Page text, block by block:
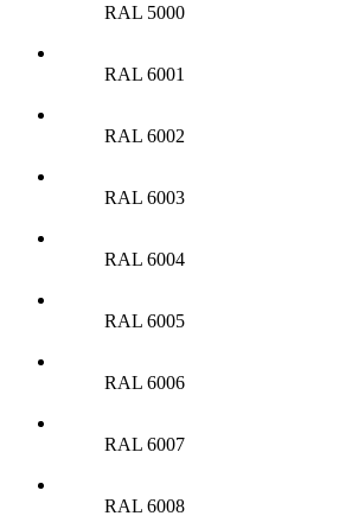
RAL 5000
RAL 6001
RAL 6002
RAL 6003
RAL 6004
RAL 6005
RAL 6006
RAL 6007
RAL 6008